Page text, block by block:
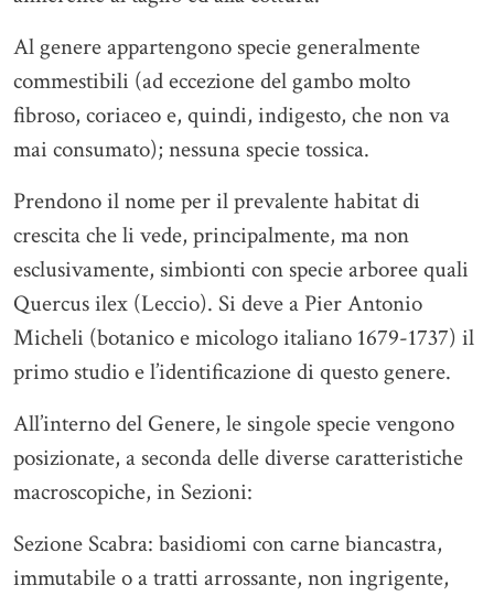
Al genere appartengono specie generalmente
commestibili (ad eccezione del gambo molto
fibroso, coriaceo e, quindi, indigesto, che non va
mai consumato); nessuna specie tossica.
Prendono il nome per il prevalente habitat di
crescita che li vede, principalmente, ma non
esclusivamente, simbionti con specie arboree quali
Quercus ilex (Leccio). Si deve a Pier Antonio
Micheli (botanico e micologo italiano 1679-1737) il
primo studio e l’identificazione di questo genere.
All’interno del Genere, le singole specie vengono
posizionate, a seconda delle diverse caratteristiche
macroscopiche, in Sezioni:
Sezione Scabra: basidiomi con carne biancastra,
immutabile o a tratti arrossante, non ingrigente,